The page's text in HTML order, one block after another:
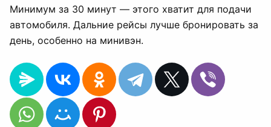
Минимум за 30 минут — этого хватит для подачи
автомобиля. Дальние рейсы лучше бронировать за
день, особенно на минивэн.